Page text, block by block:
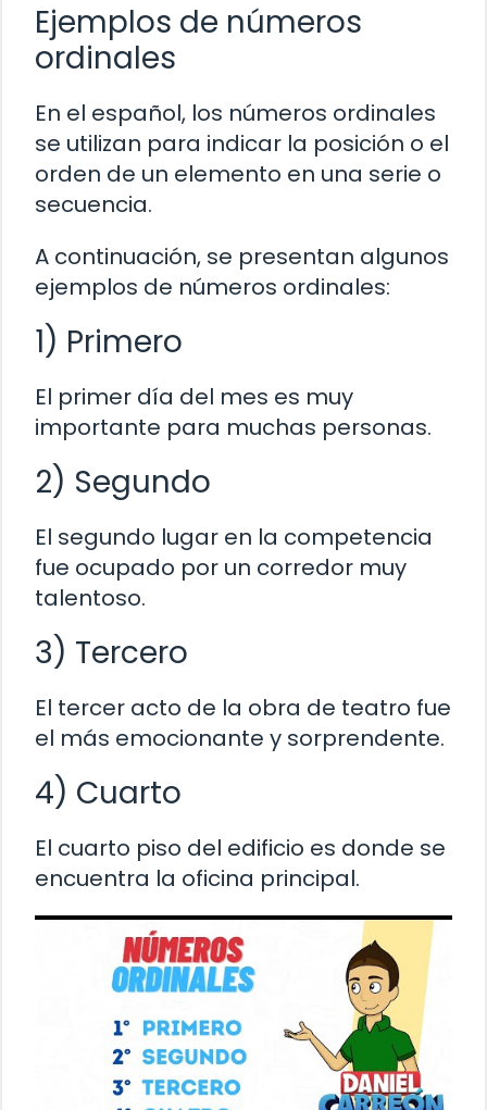
Ejemplos de números
ordinales
En el español, los números ordinales
se utilizan para indicar la posición o el
orden de un elemento en una serie o
secuencia.
A continuación, se presentan algunos
ejemplos de números ordinales:
1) Primero
El primer día del mes es muy
importante para muchas personas.
2) Segundo
El segundo lugar en la competencia
fue ocupado por un corredor muy
talentoso.
3) Tercero
El tercer acto de la obra de teatro fue
el más emocionante y sorprendente.
4) Cuarto
El cuarto piso del edificio es donde se
encuentra la oficina principal.